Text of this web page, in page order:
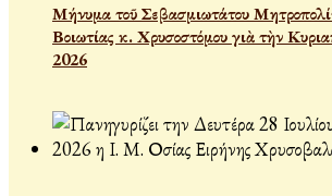
Μήνυμα τοῦ Σεβασμιωτάτου
Βοιωτίας κ. Χρυσοστόμου γιὰ τὴν
2026